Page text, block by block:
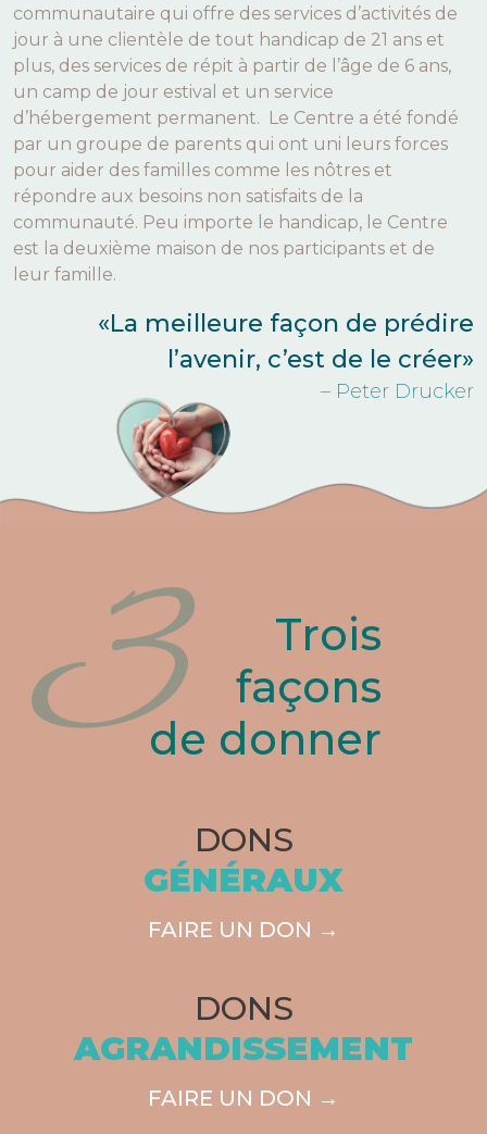
communautaire qui offre des services d’activités de
jour à une clientèle de tout handicap de 21 ans et
plus, des services de répit à partir de l’âge de 6 ans,
un camp de jour estival et un service
d’hébergement permanent. Le Centre a été fondé
par un groupe de parents qui ont uni leurs forces
pour aider des familles comme les nôtres et
répondre aux besoins non satisfaits de la
communauté. Peu importe le handicap, le Centre
est la deuxième maison de nos participants et de
leur famille.
«La meilleure façon de prédire
l’avenir, c’est de le créer»
– Peter Drucker
Trois
façons
de donner
3
DONS
GÉNÉRAUX
FAIRE UN DON →
DONS
AGRANDISSEMENT
FAIRE UN DON →